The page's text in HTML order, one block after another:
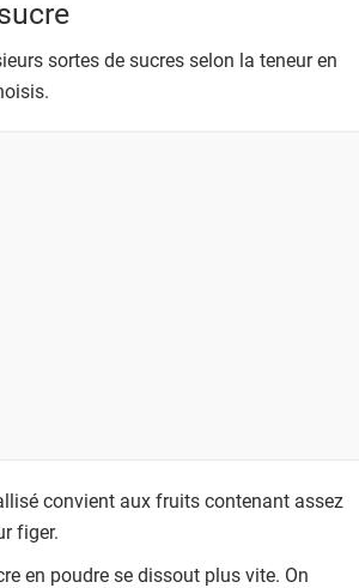
sortes de sucres selon la teneur en
convient aux fruits contenant assez
figer.
en poudre se dissout plus vite. On